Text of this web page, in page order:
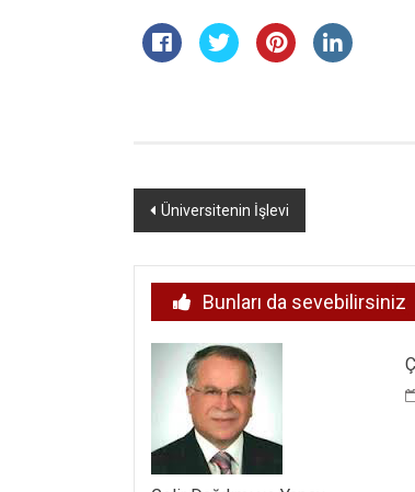
Yazı
Üniversitenin İşlevi
Bunları da sevebilirsiniz